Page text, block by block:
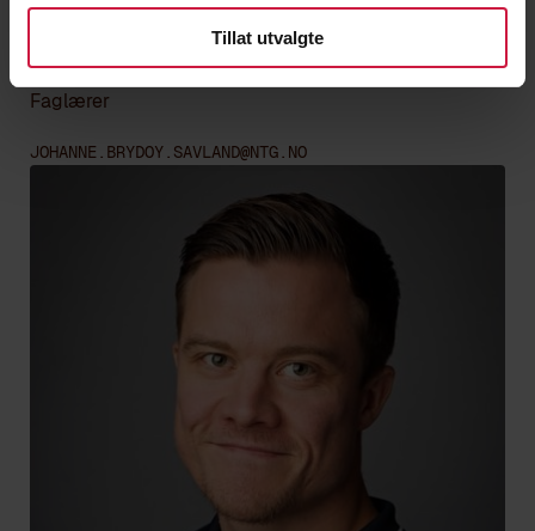
Tillat utvalgte
Johanne Brydøy Savland
Faglærer
JOHANNE.BRYDOY.SAVLAND@NTG.NO